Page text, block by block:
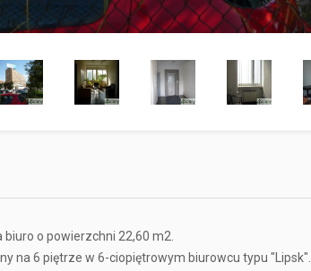
biuro o powierzchni 22,60 m2.
na 6 piętrze w 6-ciopiętrowym biurowcu typu "Lipsk".